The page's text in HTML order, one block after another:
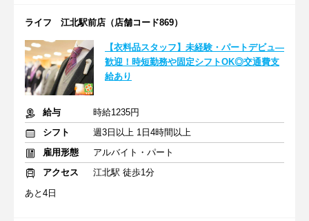
ライフ 江北駅前店（店舗コード869）
【衣料品スタッフ】未経験・パートデビュ―
歓迎！時短勤務や固定シフトOK◎交通費支
給あり
給与
時給1235円
シフト
週3日以上 1日4時間以上
雇用形態
アルバイト・パート
アクセス
江北駅 徒歩1分
あと4日